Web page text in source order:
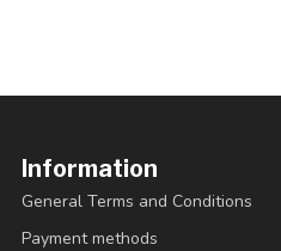
Information
General Terms and Conditions
Payment methods